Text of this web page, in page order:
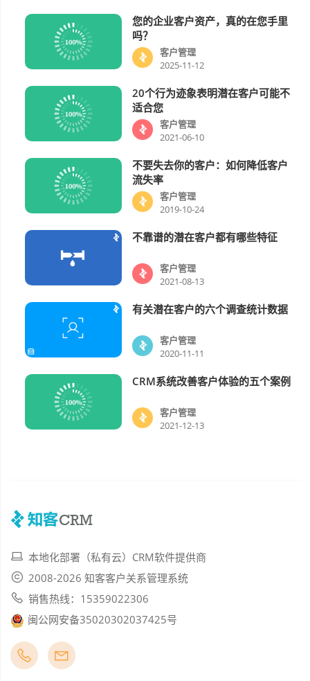
您的企业客户资产，真的在您手里
吗？
客户管理
2025-11-12
20个行为迹象表明潜在客户可能不
适合您
客户管理
2021-06-10
不要失去你的客户：如何降低客户
流失率
客户管理
2019-10-24
不靠谱的潜在客户都有哪些特征
客户管理
2021-08-13
有关潜在客户的六个调查统计数据
客户管理
2020-11-11
CRM系统改善客户体验的五个案例
客户管理
2021-12-13
本地化部署（私有云）CRM软件提供商
2008-2026 知客客户关系管理系统
销售热线：15359022306
闽公网安备35020302037425号